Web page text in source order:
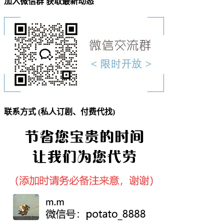
联系方式 (私人订剧、付费代找)